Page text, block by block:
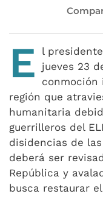
E
l
jueves 23
conmoción
región que
humanitaria
guerrilleros del
disidencias de
deberá ser
República y
busca restaurar